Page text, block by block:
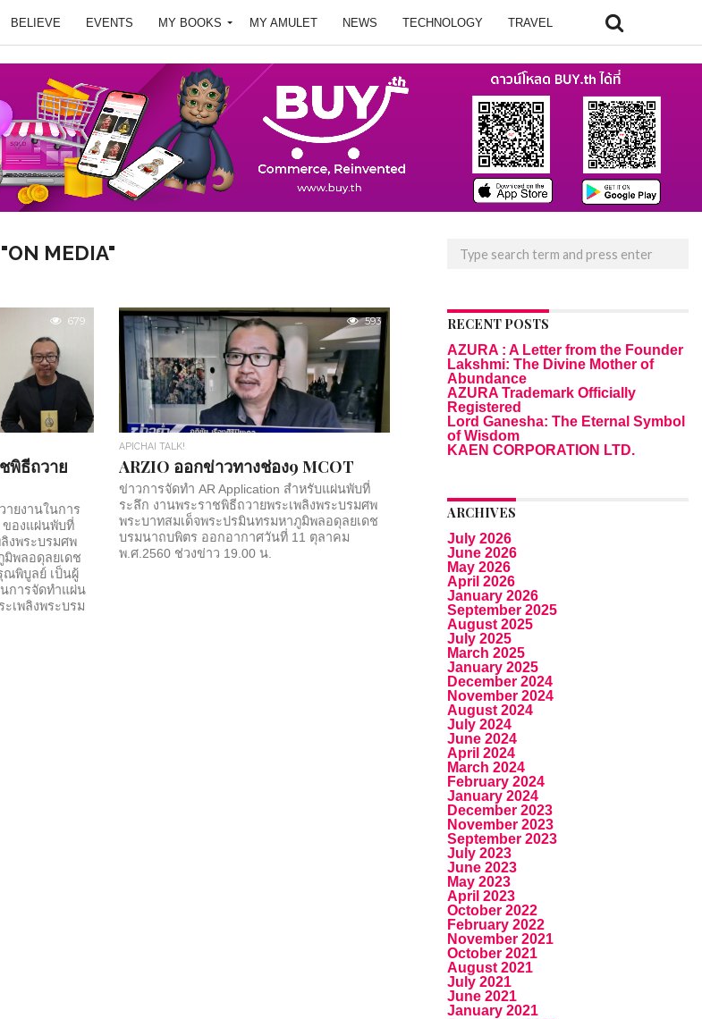
BELIEVE EVENTS MY BOOKS MY AMULET NEWS TECHNOLOGY TRAVEL
MEDIA"
679
พิธีถวาย
ายงานในการ
ของแผ่นพับที่
งพระบรมศพ
มิพลอดุลยเดช
ณพิบูลย์ เป็นผู้
การจัดทำแผ่น
เพลิงพระบรม
593
APICHAI TALK!
ARZIO ออกข่าวทางช่อง9 MCOT
ข่าวการจัดทำ AR Application สำหรับแผ่นพับที่
ระลึก งานพระราชพิธีถวายพระเพลิงพระบรมศพ
พระบาทสมเด็จพระปรมินทรมหาภูมิพลอดุลยเดช
บรมนาถบพิตร ออกอากาศวันที่ 11 ตุลาคม
พ.ศ.2560 ช่วงข่าว 19.00 น.
RECENT POSTS
AZURA : A Letter from the Founder
Lakshmi: The Divine Mother of
Abundance
AZURA Trademark Officially
Registered
Lord Ganesha: The Eternal Symbol
of Wisdom
KAEN CORPORATION LTD.
ARCHIVES
July 2026
June 2026
May 2026
April 2026
January 2026
September 2025
August 2025
July 2025
March 2025
January 2025
December 2024
November 2024
August 2024
July 2024
June 2024
April 2024
March 2024
February 2024
January 2024
December 2023
November 2023
September 2023
July 2023
June 2023
May 2023
April 2023
October 2022
February 2022
November 2021
October 2021
August 2021
July 2021
June 2021
January 2021